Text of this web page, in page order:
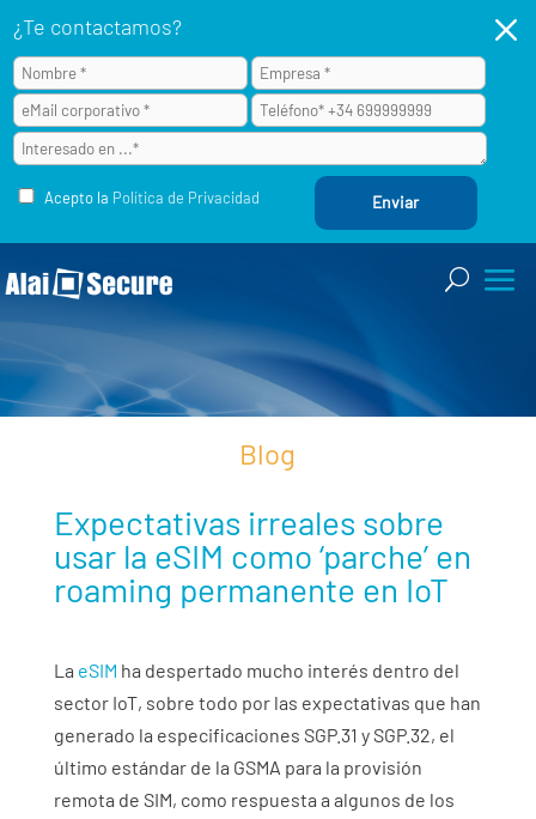
¿Te contactamos?
Acepto la Política de Privacidad
M
Blog
Expectativas irreales sobre
usar la eSIM como ‘parche’ en
roaming permanente en IoT
La eSIM ha despertado mucho interés dentro del
sector IoT, sobre todo por las expectativas que han
generado la especificaciones SGP.31 y SGP.32, el
último estándar de la GSMA para la provisión
remota de SIM, como respuesta a algunos de los